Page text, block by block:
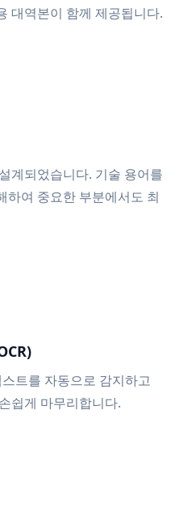
대역본이 함께 제공됩니다.
계되었습니다. 기술 용어를
하여 중요한 부분에서도 최
트를 자동으로 감지하고
쉽게 마무리합니다.